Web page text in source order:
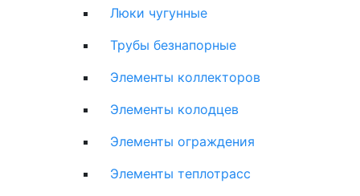
Люки чугунные
Трубы безнапорные
Элементы коллекторов
Элементы колодцев
Элементы ограждения
Элементы теплотрасс